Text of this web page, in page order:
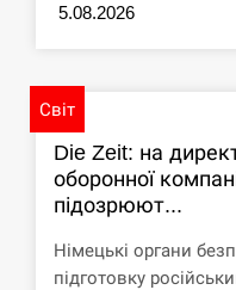
СЕРПЕНЬ
12:10
У США
циклоспорозу,
СЕРПЕНЬ
5.08.2026
Світ
Die Zeit: на
оборонної
підозрюют...
Німецькі органи
підготовку